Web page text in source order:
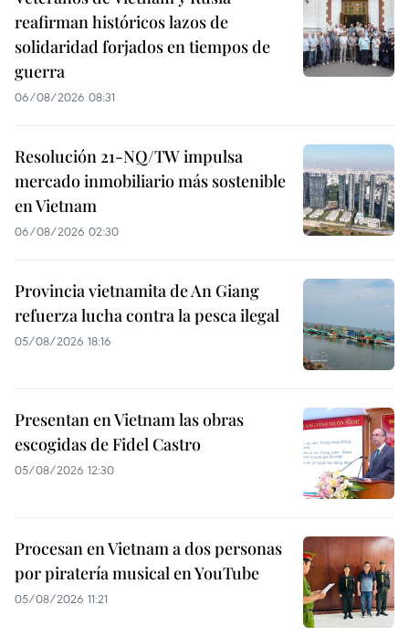
reafirman históricos lazos de
solidaridad forjados en tiempos de
guerra
06/08/2026 08:31
Resolución 21-NQ/TW impulsa
mercado inmobiliario más sostenible
en Vietnam
06/08/2026 02:30
Provincia vietnamita de An Giang
refuerza lucha contra la pesca ilegal
05/08/2026 18:16
Presentan en Vietnam las obras
escogidas de Fidel Castro
05/08/2026 12:30
Procesan en Vietnam a dos personas
por piratería musical en YouTube
05/08/2026 11:21